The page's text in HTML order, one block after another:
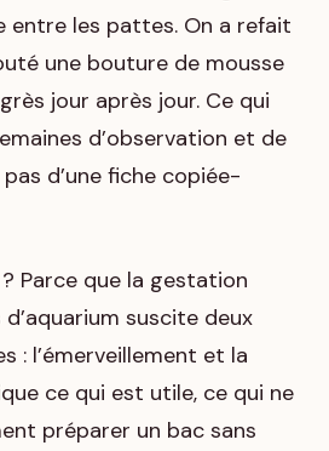
entre les pattes. On a refait
une bouture de mousse
jour après jour. Ce qui
d’observation et de
d’une fiche copiée-
Parce que la gestation
suscite deux
: l’émerveillement et la
ce qui est utile, ce qui ne
préparer un bac sans